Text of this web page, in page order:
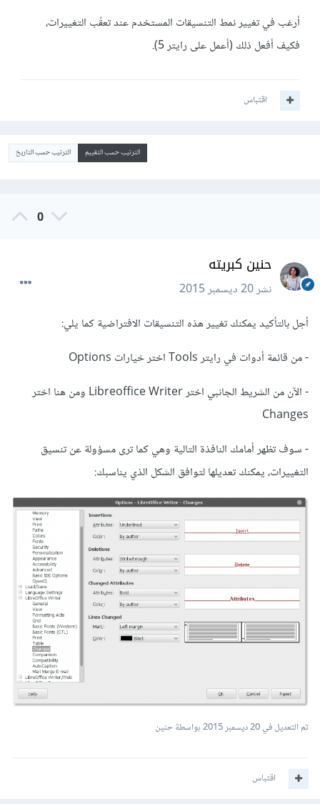
أرغب في تغيير نمط التنسيقات المستخدم عند تعقّب التغييرات،
فكيف أفعل ذلك (أعمل على رايتر 5).
اقتباس
الترتيب حسب التقييم الترتيب حسب التاريخ
0
حنين كبريته
نشر20 ديسمبر 2015
أجل بالتأكيد يمكنك تغيير هذه التنسيقات الافتراضية كما يلي:
- من قائمة أدوات في رايتر Tools اختر خيارات Options
- الآن من الشريط الجانبي اختر Libreoffice Writer ومن هنا اختر
Changes
- سوف تظهر أمامك النافذة التالية وهي كما ترى مسؤولة عن تنسيق
التغييرات، يمكنك تعديلها لتوافق الشكل الذي يناسبك:
تم التعديل في20 ديسمبر 2015 بواسطة حنين
اقتباس